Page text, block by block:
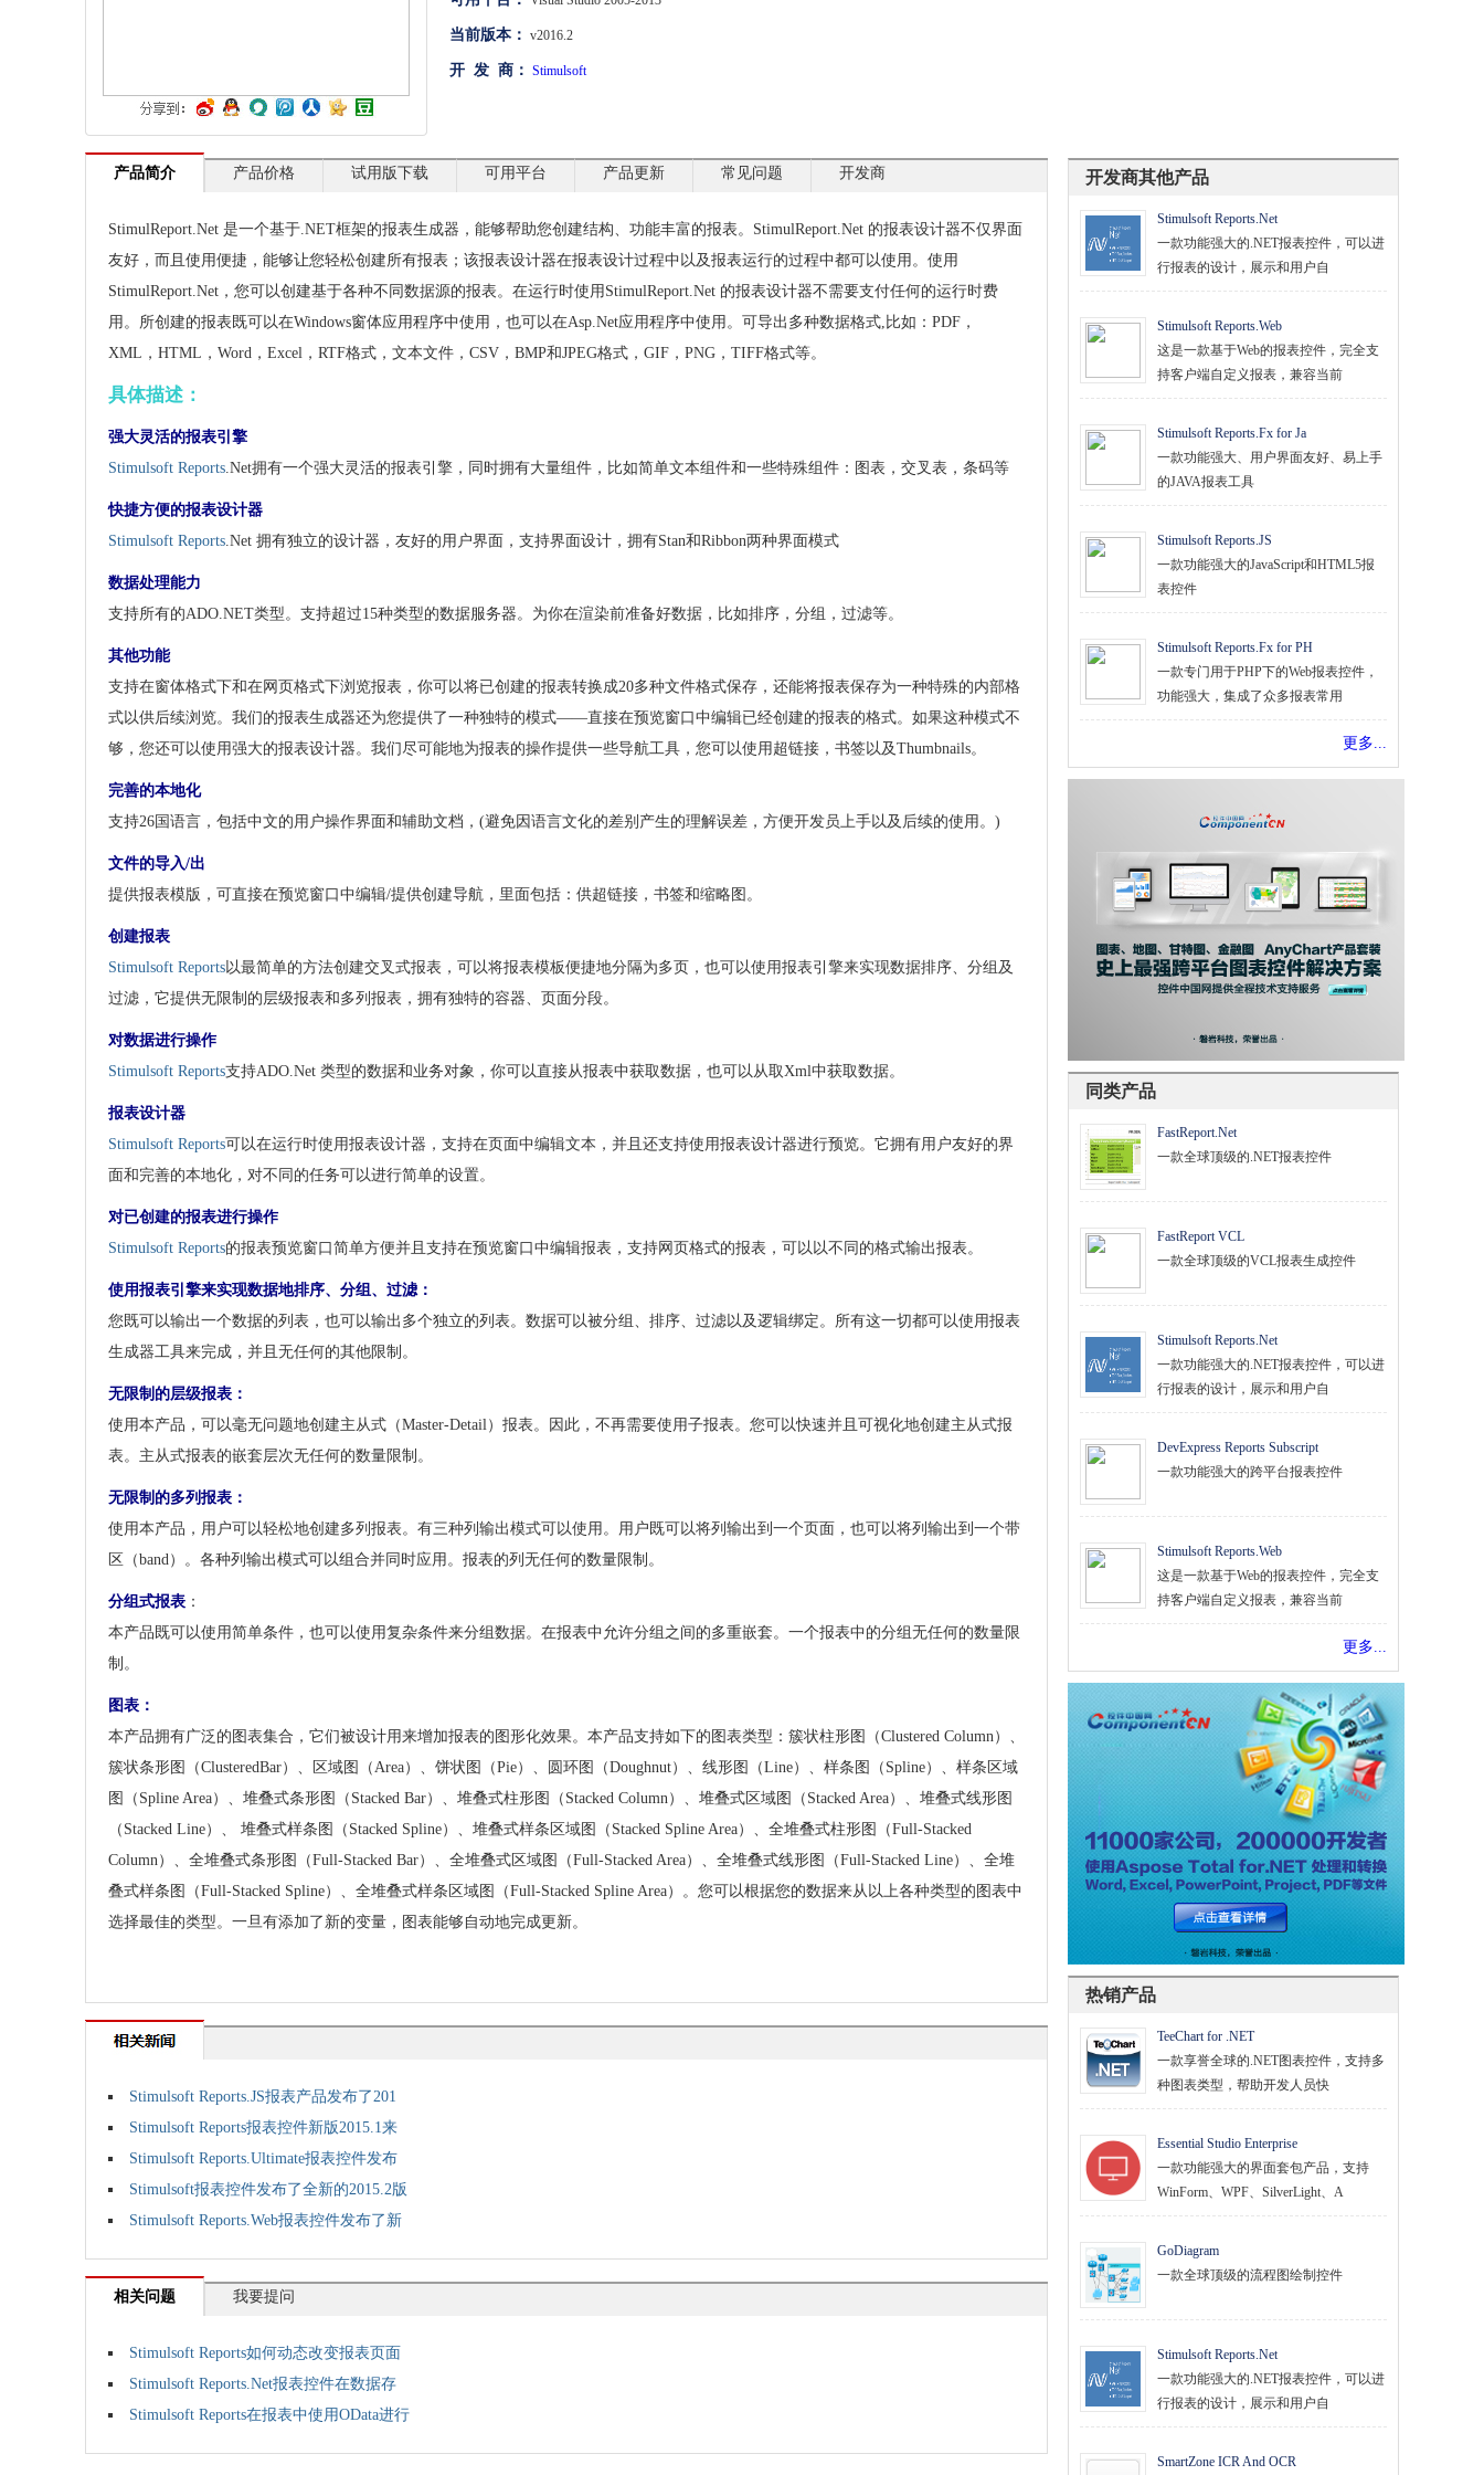
项目管理与业务逻辑
网络通讯
程序安全
开发测试与优化
智能设备开发
当前版本： v2016.2
开 发 商： Stimulsoft
产品简介 产品价格 试用版下载 可用平台 产品更新 常见问题 开发商
StimulReport.Net 是一个基于.NET框架的报表生成器，能够帮助您创建结构、功能丰富的报表。StimulReport.Net 的报表设计器不仅界面
友好，而且使用便捷，能够让您轻松创建所有报表；该报表设计器在报表设计过程中以及报表运行的过程中都可以使用。使用
StimulReport.Net，您可以创建基于各种不同数据源的报表。在运行时使用StimulReport.Net 的报表设计器不需要支付任何的运行时费
用。所创建的报表既可以在Windows窗体应用程序中使用，也可以在Asp.Net应用程序中使用。可导出多种数据格式,比如：PDF，
XML，HTML，Word，Excel，RTF格式，文本文件，CSV，BMP和JPEG格式，GIF，PNG，TIFF格式等。
具体描述：
强大灵活的报表引擎
Stimulsoft Reports.Net拥有一个强大灵活的报表引擎，同时拥有大量组件，比如简单文本组件和一些特殊组件：图表，交叉表，条码等
快捷方便的报表设计器
Stimulsoft Reports.Net 拥有独立的设计器，友好的用户界面，支持界面设计，拥有Stan和Ribbon两种界面模式
数据处理能力
支持所有的ADO.NET类型。支持超过15种类型的数据服务器。为你在渲染前准备好数据，比如排序，分组，过滤等。
其他功能
支持在窗体格式下和在网页格式下浏览报表，你可以将已创建的报表转换成20多种文件格式保存，还能将报表保存为一种特殊的内部格
式以供后续浏览。我们的报表生成器还为您提供了一种独特的模式——直接在预览窗口中编辑已经创建的报表的格式。如果这种模式不
够，您还可以使用强大的报表设计器。我们尽可能地为报表的操作提供一些导航工具，您可以使用超链接，书签以及Thumbnails。
完善的本地化
支持26国语言，包括中文的用户操作界面和辅助文档，(避免因语言文化的差别产生的理解误差，方便开发员上手以及后续的使用。)
文件的导入/出
提供报表模版，可直接在预览窗口中编辑/提供创建导航，里面包括：供超链接，书签和缩略图。
创建报表
Stimulsoft Reports以最简单的方法创建交叉式报表，可以将报表模板便捷地分隔为多页，也可以使用报表引擎来实现数据排序、分组及
过滤，它提供无限制的层级报表和多列报表，拥有独特的容器、页面分段。
对数据进行操作
Stimulsoft Reports支持ADO.Net 类型的数据和业务对象，你可以直接从报表中获取数据，也可以从取Xml中获取数据。
报表设计器
Stimulsoft Reports可以在运行时使用报表设计器，支持在页面中编辑文本，并且还支持使用报表设计器进行预览。它拥有用户友好的界
面和完善的本地化，对不同的任务可以进行简单的设置。
对已创建的报表进行操作
Stimulsoft Reports的报表预览窗口简单方便并且支持在预览窗口中编辑报表，支持网页格式的报表，可以以不同的格式输出报表。
使用报表引擎来实现数据地排序、分组、过滤：
您既可以输出一个数据的列表，也可以输出多个独立的列表。数据可以被分组、排序、过滤以及逻辑绑定。所有这一切都可以使用报表
生成器工具来完成，并且无任何的其他限制。
无限制的层级报表：
使用本产品，可以毫无问题地创建主从式（Master-Detail）报表。因此，不再需要使用子报表。您可以快速并且可视化地创建主从式报
表。主从式报表的嵌套层次无任何的数量限制。
无限制的多列报表：
使用本产品，用户可以轻松地创建多列报表。有三种列输出模式可以使用。用户既可以将列输出到一个页面，也可以将列输出到一个带
区（band）。各种列输出模式可以组合并同时应用。报表的列无任何的数量限制。
分组式报表 ：
本产品既可以使用简单条件，也可以使用复杂条件来分组数据。在报表中允许分组之间的多重嵌套。一个报表中的分组无任何的数量限
制。
图表：
本产品拥有广泛的图表集合，它们被设计用来增加报表的图形化效果。本产品支持如下的图表类型：簇状柱形图（Clustered Column）、
簇状条形图（ClusteredBar）、区域图（Area）、饼状图（Pie）、圆环图（Doughnut）、线形图（Line）、样条图（Spline）、样条区域
图（Spline Area）、堆叠式条形图（Stacked Bar）、堆叠式柱形图（Stacked Column）、堆叠式区域图（Stacked Area）、堆叠式线形图
（Stacked Line）、 堆叠式样条图（Stacked Spline）、堆叠式样条区域图（Stacked Spline Area）、全堆叠式柱形图（Full-Stacked
Column）、全堆叠式条形图（Full-Stacked Bar）、全堆叠式区域图（Full-Stacked Area）、全堆叠式线形图（Full-Stacked Line）、全堆
叠式样条图（Full-Stacked Spline）、全堆叠式样条区域图（Full-Stacked Spline Area）。您可以根据您的数据来从以上各种类型的图表中
选择最佳的类型。一旦有添加了新的变量，图表能够自动地完成更新。
Stimulsoft Reports.JS报表产品发布了201
Stimulsoft Reports报表控件新版2015.1来
Stimulsoft Reports.Ultimate报表控件发布
Stimulsoft报表控件发布了全新的2015.2版
Stimulsoft Reports.Web报表控件发布了新
相关问题 我要提问
Stimulsoft Reports如何动态改变报表页面
Stimulsoft Reports.Net报表控件在数据存
Stimulsoft Reports在报表中使用OData进行
开发商其他产品
Stimulsoft Reports.Net
一款功能强大的.NET报表控件，可以进
行报表的设计，展示和用户自
Stimulsoft Reports.Web
这是一款基于Web的报表控件，完全支
持客户端自定义报表，兼容当前
Stimulsoft Reports.Fx for Ja
一款功能强大、用户界面友好、易上手
的JAVA报表工具
Stimulsoft Reports.JS
一款功能强大的JavaScript和HTML5报
表控件
Stimulsoft Reports.Fx for PH
一款专门用于PHP下的Web报表控件，
功能强大，集成了众多报表常用
更多...
同类产品
FastReport.Net
一款全球顶级的.NET报表控件
FastReport VCL
一款全球顶级的VCL报表生成控件
Stimulsoft Reports.Net
一款功能强大的.NET报表控件，可以进
行报表的设计，展示和用户自
DevExpress Reports Subscript
一款功能强大的跨平台报表控件
Stimulsoft Reports.Web
这是一款基于Web的报表控件，完全支
持客户端自定义报表，兼容当前
更多...
热销产品
TeeChart for .NET
一款享誉全球的.NET图表控件，支持多
种图表类型，帮助开发人员快
Essential Studio Enterprise
一款功能强大的界面套包产品，支持
WinForm、WPF、SilverLight、A
GoDiagram
一款全球顶级的流程图绘制控件
Stimulsoft Reports.Net
一款功能强大的.NET报表控件，可以进
行报表的设计，展示和用户自
SmartZone ICR And OCR